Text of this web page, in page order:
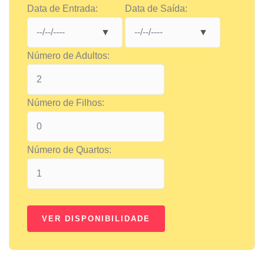
Data de Entrada: Data de Saída:
Número de Adultos:
Número de Filhos:
Número de Quartos: